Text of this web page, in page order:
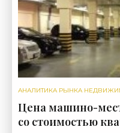
АНАЛИТИКА РЫНКА
Цена машино-
со стоимостью